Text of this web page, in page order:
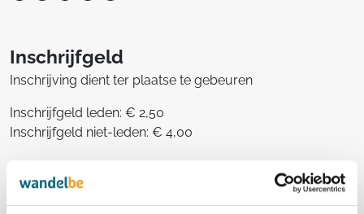
Inschrijfgeld
Inschrijving dient ter plaatse te gebeuren
Inschrijfgeld leden: € 2,50
Inschrijfgeld niet-leden: € 4,00
Deze tocht telt mee in het